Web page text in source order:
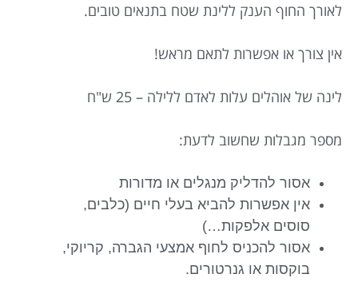
לאורך החוף הענק ללינת שטח בתנאים טובים.
אין צורך או אפשרות לתאם מראש!
לינה של אוהלים עלות לאדם ללילה – 25 ש"ח
מספר מגבלות שחשוב לדעת:
אסור להדליק מנגלים או מדורות
אין אפשרות להביא בעלי חיים (כלבים,
סוסים אלפקות…)
אסור להכניס לחוף אמצעי הגברה, קריוקי,
בוקסות או גנרטורים.